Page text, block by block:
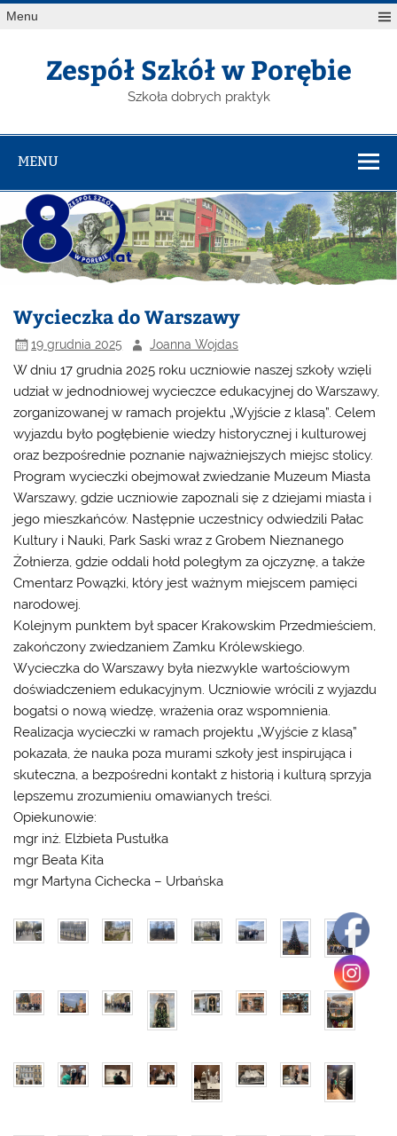
Menu
Zespół Szkół w Porębie
Szkoła dobrych praktyk
MENU
Wycieczka do Warszawy
19 grudnia 2025 Joanna Wojdas
W dniu 17 grudnia 2025 roku uczniowie naszej szkoły wzięli
udział w jednodniowej wycieczce edukacyjnej do Warszawy,
zorganizowanej w ramach projektu „Wyjście z klasą”. Celem
wyjazdu było pogłębienie wiedzy historycznej i kulturowej
oraz bezpośrednie poznanie najważniejszych miejsc stolicy.
Program wycieczki obejmował zwiedzanie Muzeum Miasta
Warszawy, gdzie uczniowie zapoznali się z dziejami miasta i
jego mieszkańców. Następnie uczestnicy odwiedzili Pałac
Kultury i Nauki, Park Saski wraz z Grobem Nieznanego
Żołnierza, gdzie oddali hołd poległym za ojczyznę, a także
Cmentarz Powązki, który jest ważnym miejscem pamięci
narodowej.
Kolejnym punktem był spacer Krakowskim Przedmieściem,
zakończony zwiedzaniem Zamku Królewskiego.
Wycieczka do Warszawy była niezwykle wartościowym
doświadczeniem edukacyjnym. Uczniowie wrócili z wyjazdu
bogatsi o nową wiedzę, wrażenia oraz wspomnienia.
Realizacja wycieczki w ramach projektu „Wyjście z klasą”
pokazała, że nauka poza murami szkoły jest inspirująca i
skuteczna, a bezpośredni kontakt z historią i kulturą sprzyja
lepszemu zrozumieniu omawianych treści.
Opiekunowie:
mgr inż. Elżbieta Pustułka
mgr Beata Kita
mgr Martyna Cichecka – Urbańska